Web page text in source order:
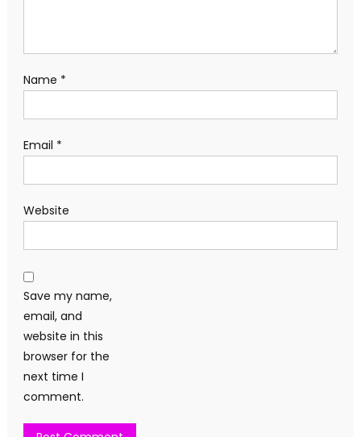
Name *
Email *
Website
Save my name,
email, and
website in this
browser for the
next time I
comment.